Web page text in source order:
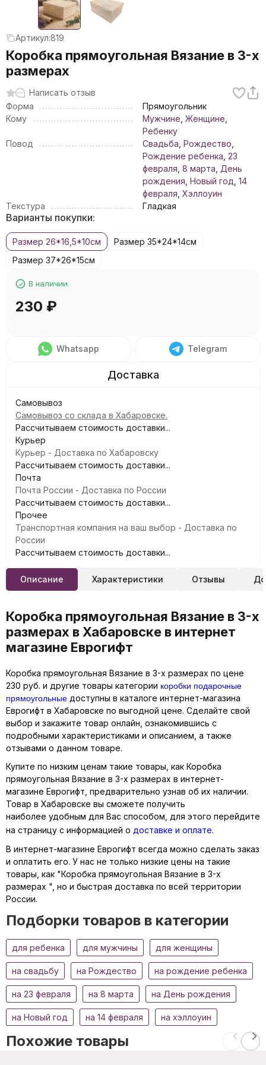
Артикул:819
Коробка прямоугольная Вязание в 3-х
размерах
Написать отзыв
Форма
Прямоугольник
Кому
Мужчине Женщине
Ребенку
Повод
Свадьба Рождество
Рождение ребенка 23
февраля 8 марта День
рождения Новый год 14
февраля Хэллоуин
Текстура
Гладкая
Варианты покупки:
Размер 26*16,5*10см
Размер 35*24*14см
Размер 37*26*15см
В наличии
230 ₽
Whatsapp Telegram
Самовывоз
Самовывоз со склада в Хабаровске.
Рассчитываем стоимость доставки...
Курьер
Курьер - Доставка по Хабаровску
Рассчитываем стоимость доставки...
Почта
Почта России - Доставка по России
Рассчитываем стоимость доставки...
Прочее
Транспортная компания на ваш выбор - Доставка по
России
Рассчитываем стоимость доставки...
Описание Характеристики Отзывы
Коробка прямоугольная Вязание в 3-х
размерах в Хабаровске в интернет
магазине Еврогифт
Коробка прямоугольная Вязание в 3-х размерах по цене
230 руб. и другие товары категории коробки подарочные
прямоугольные доступны в каталоге интернет-магазина
Еврогифт в Хабаровске по выгодной цене. Сделайте свой
выбор и закажите товар онлайн, ознакомившись с
подробными характеристиками и описанием, а также
отзывами о данном товаре.
Купите по низким ценам такие товары, как Коробка
прямоугольная Вязание в 3-х размерах в интернет-
магазине Еврогифт, предварительно узнав об их наличии.
Товар в Хабаровске вы сможете получить
наиболее удобным для Вас способом, для этого перейдите
на страницу с информацией о доставке и оплате.
В интернет-магазине Еврогифт всегда можно сделать заказ
и оплатить его. У нас не только низкие цены на такие
товары, как "Коробка прямоугольная Вязание в 3-х
размерах ", но и быстрая доставка по всей территории
России.
Подборки товаров в категории
для ребенка для мужчины для женщины
на свадьбу на Рождество на рождение ребенка
на 23 февраля на 8 марта на День рождения
на Новый год на 14 февраля на хэллоуин
Похожие товары